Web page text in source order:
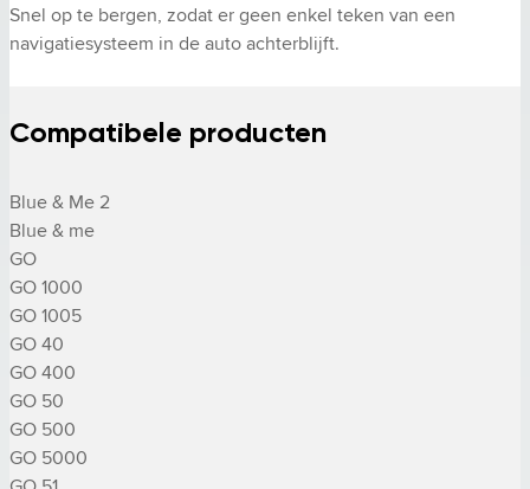
Snel op te bergen, zodat er geen enkel teken van een
navigatiesysteem in de auto achterblijft.
Compatibele producten
Blue & Me 2
Blue & me
GO
GO 1000
GO 1005
GO 40
GO 400
GO 50
GO 500
GO 5000